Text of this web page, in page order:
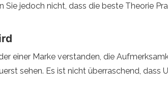
jedoch nicht, dass die beste Theorie
einer Marke verstanden, die
sehen. Es ist nicht überraschend,